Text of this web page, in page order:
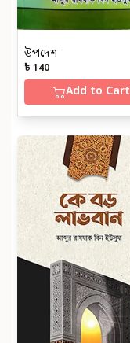
উপদেশ
৳ 140
Add to Cart